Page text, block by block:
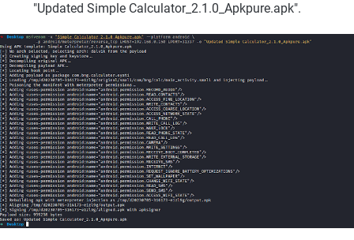
"Updated Simple Calculator_2.1.0_Apkpure.apk".